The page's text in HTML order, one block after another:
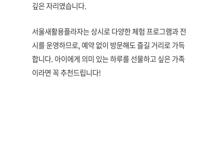
깊은 자리였습니다.
서울새활용플라자는 상시로 다양한 체험 프로그램과 전
시를 운영하므로, 예약 없이 방문해도 즐길 거리로 가득
합니다. 아이에게 의미 있는 하루를 선물하고 싶은 가족
이라면 꼭 추천드립니다!